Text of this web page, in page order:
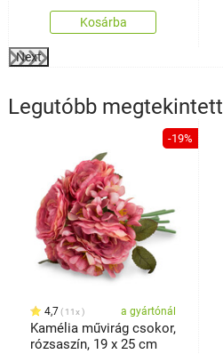
Kosárba
Next
Legutóbb megtekintett
-19%
4,7 11x a gyártónál
Kamélia művirág csokor,
rózsaszín, 19 x 25 cm